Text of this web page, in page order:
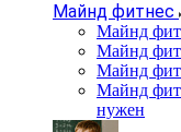
Майнд фитнес
Майнд
Майнд
Майнд
Майнд
нужен